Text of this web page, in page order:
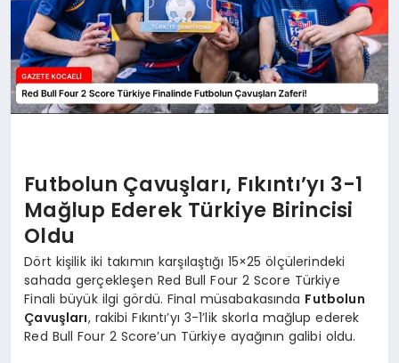
EĞITIM
Futbolun Çavuşları, Fıkıntı’yı 3-1
Mağlup Ederek Türkiye Birincisi
Oldu
Dört kişilik iki takımın karşılaştığı 15×25 ölçülerindeki
sahada gerçekleşen Red Bull Four 2 Score Türkiye
Finali büyük ilgi gördü. Final müsabakasında Futbolun
Çavuşları, rakibi Fıkıntı’yı 3-1’lik skorla mağlup ederek
Red Bull Four 2 Score’un Türkiye ayağının galibi oldu.